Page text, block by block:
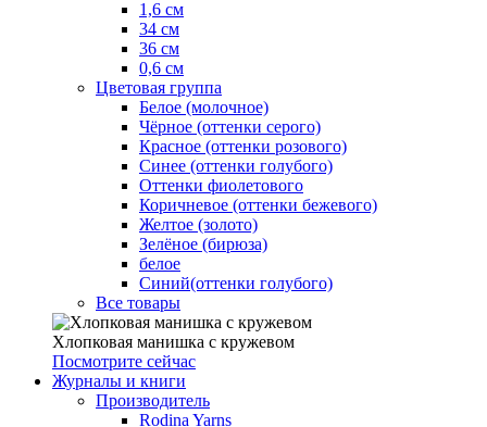
1,6 см
34 см
36 см
0,6 см
Цветовая группа
Белое (молочное)
Чёрное (оттенки серого)
Красное (оттенки розового)
Синее (оттенки голубого)
Оттенки фиолетового
Коричневое (оттенки бежевого)
Желтое (золото)
Зелёное (бирюза)
белое
Синий(оттенки голубого)
Все товары
Хлопковая манишка с кружевом
Посмотрите сейчас
Журналы и книги
Производитель
Rodina Yarns